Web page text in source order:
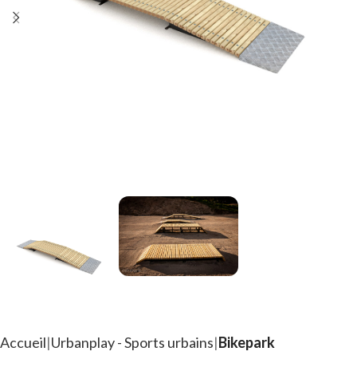
Accueil Urbanplay - Sports urbains Bikepark